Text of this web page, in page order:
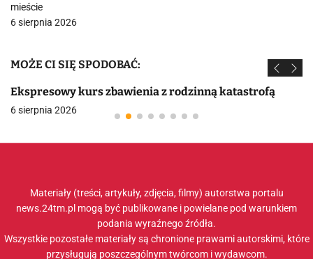
mieście
6 sierpnia 2026
MOŻE CI SIĘ SPODOBAĆ:
Ekspresowy kurs zbawienia z rodzinną katastrofą
6 sierpnia 2026
Materiały (treści, artykuły, zdjęcia, filmy) autorstwa portalu
news.24tm.pl mogą być publikowane i powielane pod warunkiem
podania wyraźnego źródła.
Wszystkie pozostałe materiały są chronione prawami autorskimi, które
przysługują poszczególnym twórcom i wydawcom.